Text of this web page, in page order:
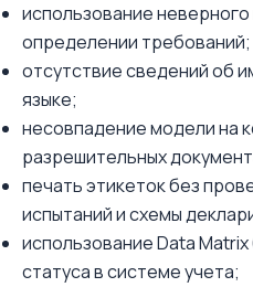
использование
определении требований;
отсутствие сведений об
языке;
несовпадение модели на
разрешительных
печать этикеток без
испытаний и схемы
использование Data
статуса в системе учета;